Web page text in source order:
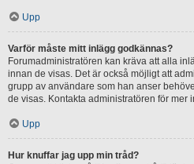
Upp
Varför måste mitt inlägg godkännas?
Forumadministratören kan kräva att alla
innan de visas. Det är också möjligt att
grupp av användare som han anser
de visas. Kontakta administratören för mer
Upp
Hur knuffar jag upp min tråd?